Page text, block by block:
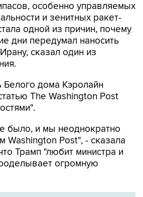
особенно управляемых
и зенитных ракет-
одной из причин, почему
дни передумал наносить
сказал один из
Белого дома Кэролайн
The Washington Post
было, и мы неоднократно
Washington Post", - сказала
Трамп "любит министра и
огромную